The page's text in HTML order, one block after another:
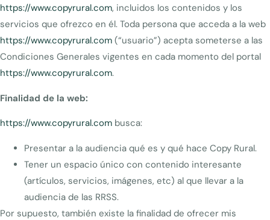
https://www.copyrural.com, incluidos los contenidos y los
servicios que ofrezco en él. Toda persona que acceda a la web
https://www.copyrural.com (“usuario”) acepta someterse a las
Condiciones Generales vigentes en cada momento del portal
https://www.copyrural.com.
Finalidad de la web:
https://www.copyrural.com busca:
Presentar a la audiencia qué es y qué hace Copy Rural.
Tener un espacio único con contenido interesante
(artículos, servicios, imágenes, etc) al que llevar a la
audiencia de las RRSS.
Por supuesto, también existe la finalidad de ofrecer mis